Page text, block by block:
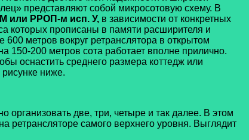
представляют собой микросотовую схему. В
или РРОП-м исп. У, в зависимости от конкретных
которых прописаны в памяти расширителя и
метров вокруг ретранслятора в открытом
150-200 метров сота работает вполне прилично.
оснастить среднего размера коттедж или
ниже.
две, три, четыре и так далее. В этом
ретрансляторе самого верхнего уровня. Выглядит